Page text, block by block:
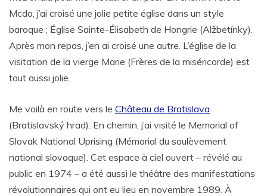
Mcdo, j’ai croisé une jolie petite église dans un style
baroque ; Église Sainte-Élisabeth de Hongrie (Alžbetínky).
Après mon repas, j’en ai croisé une autre. L’église de la
visitation de la vierge Marie (Frères de la miséricorde) est
tout aussi jolie.
Me voilà en route vers le Château de Bratislava
(Bratislavský hrad). En chemin, j’ai visité le Memorial of
Slovak National Uprising (Mémorial du soulèvement
national slovaque). Cet espace à ciel ouvert – révélé au
public en 1974 – a été aussi le théâtre des manifestations
révolutionnaires qui ont eu lieu en novembre 1989. À